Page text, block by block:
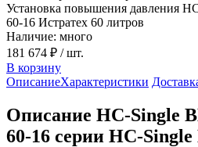
Установка повышения давления
60-16 Истратех 60 литров
Наличие: много
181 674 ₽ / шт.
В корзину
ОписаниеХарактеристики
Описание HC-Single
60-16 серии HC-Single